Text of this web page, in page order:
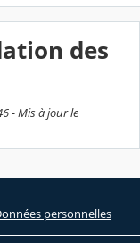
des
- Mis à jour le
personnelles